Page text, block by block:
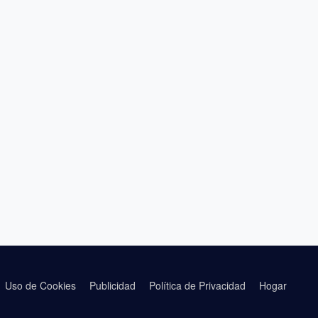
Uso de Cookies Publicidad Política de Privacidad Hogar